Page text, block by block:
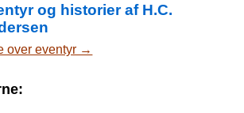
og historier af H.C.
over eventyr →